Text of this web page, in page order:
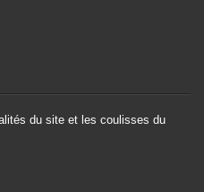
du site et les coulisses du